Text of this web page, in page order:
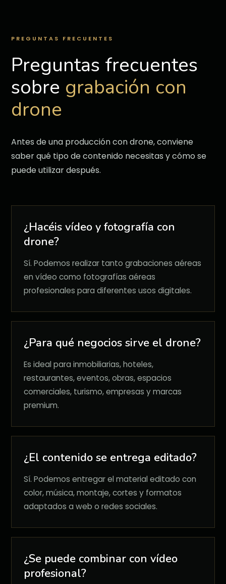
PREGUNTAS FRECUENTES
Preguntas frecuentes
sobre grabación con
drone
Antes de una producción con drone, conviene
saber qué tipo de contenido necesitas y cómo se
puede utilizar después.
¿Hacéis vídeo y fotografía con
drone?
Sí. Podemos realizar tanto grabaciones aéreas
en vídeo como fotografías aéreas
profesionales para diferentes usos digitales.
¿Para qué negocios sirve el drone?
Es ideal para inmobiliarias, hoteles,
restaurantes, eventos, obras, espacios
comerciales, turismo, empresas y marcas
premium.
¿El contenido se entrega editado?
Sí. Podemos entregar el material editado con
color, música, montaje, cortes y formatos
adaptados a web o redes sociales.
¿Se puede combinar con vídeo
profesional?